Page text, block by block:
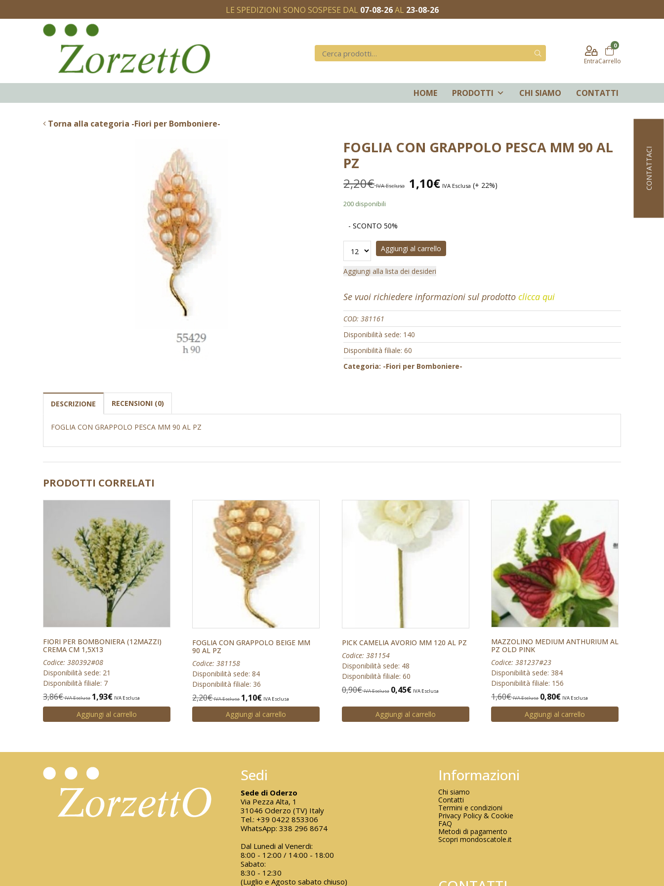
LE SPEDIZIONI SONO SOSPESE DAL 07-08-26AL 23-08-26
Entra
0
Carrello
HOME PRODOTTI CHI SIAMO CONTATTI
Torna alla categoria -Fiori per Bomboniere-
FOGLIA CON GRAPPOLO PESCA MM 90 AL
PZ
2,20€ IVA Esclusa 1,10€ IVA Esclusa (+ 22%)
200 disponibili
- SCONTO 50%
Aggiungi al carrello
Aggiungi alla lista dei desideri
Se vuoi richiedere informazioni sul prodottoclicca qui
COD:381161
Disponibilità sede: 140
Disponibilità filiale: 60
Categoria: -Fiori per Bomboniere-
DESCRIZIONE RECENSIONI (0)
FOGLIA CON GRAPPOLO PESCA MM 90 AL PZ
PRODOTTI CORRELATI
FIORI PER BOMBONIERA (12MAZZI)
CREMA CM 1,5X13
Codice: 380392#08
Disponibilità sede: 21
Disponibilità filiale: 7
3,86€ IVA Esclusa 1,93€ IVA Esclusa
Aggiungi al carrello
FOGLIA CON GRAPPOLO BEIGE MM
90 AL PZ
Codice: 381158
Disponibilità sede: 84
Disponibilità filiale: 36
2,20€ IVA Esclusa 1,10€ IVA Esclusa
Aggiungi al carrello
PICK CAMELIA AVORIO MM 120 AL PZ
Codice: 381154
Disponibilità sede: 48
Disponibilità filiale: 60
0,90€ IVA Esclusa 0,45€ IVA Esclusa
Aggiungi al carrello
MAZZOLINO MEDIUM ANTHURIUM AL
PZ OLD PINK
Codice: 381237#23
Disponibilità sede: 384
Disponibilità filiale: 156
1,60€ IVA Esclusa 0,80€ IVA Esclusa
Aggiungi al carrello
CONTATTACI
Sedi
Sede di Oderzo
Via Pezza Alta, 1
31046 Oderzo (TV) Italy
Tel.: +39 0422 853306
WhatsApp: 338 296 8674
Dal Lunedi al Venerdi:
8:00 - 12:00 / 14:00 - 18:00
Sabato:
8:30 - 12:30
(Luglio e Agosto sabato chiuso)
Informazioni
Chi siamo
Contatti
Termini e condizioni
Privacy Policy & Cookie
FAQ
Metodi di pagamento
Scopri mondoscatole.it